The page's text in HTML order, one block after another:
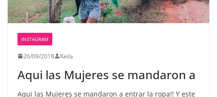
INSTAGRAM
26/09/2018 Keila
Aqui las Mujeres se mandaron a
Aqui las Mujeres se mandaron a entrar la ropa!! Y este